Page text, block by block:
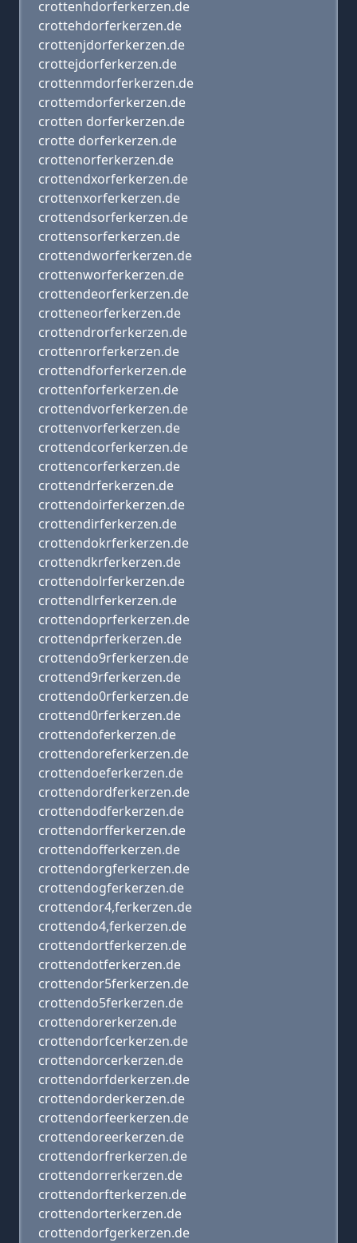
crottenhdorferkerzen.de
crottehdorferkerzen.de
crottenjdorferkerzen.de
crottejdorferkerzen.de
crottenmdorferkerzen.de
crottemdorferkerzen.de
crotten dorferkerzen.de
crotte dorferkerzen.de
crottenorferkerzen.de
crottendxorferkerzen.de
crottenxorferkerzen.de
crottendsorferkerzen.de
crottensorferkerzen.de
crottendworferkerzen.de
crottenworferkerzen.de
crottendeorferkerzen.de
crotteneorferkerzen.de
crottendrorferkerzen.de
crottenrorferkerzen.de
crottendforferkerzen.de
crottenforferkerzen.de
crottendvorferkerzen.de
crottenvorferkerzen.de
crottendcorferkerzen.de
crottencorferkerzen.de
crottendrferkerzen.de
crottendoirferkerzen.de
crottendirferkerzen.de
crottendokrferkerzen.de
crottendkrferkerzen.de
crottendolrferkerzen.de
crottendlrferkerzen.de
crottendoprferkerzen.de
crottendprferkerzen.de
crottendo9rferkerzen.de
crottend9rferkerzen.de
crottendo0rferkerzen.de
crottend0rferkerzen.de
crottendoferkerzen.de
crottendoreferkerzen.de
crottendoeferkerzen.de
crottendordferkerzen.de
crottendodferkerzen.de
crottendorfferkerzen.de
crottendofferkerzen.de
crottendorgferkerzen.de
crottendogferkerzen.de
crottendor4,ferkerzen.de
crottendo4,ferkerzen.de
crottendortferkerzen.de
crottendotferkerzen.de
crottendor5ferkerzen.de
crottendo5ferkerzen.de
crottendorerkerzen.de
crottendorfcerkerzen.de
crottendorcerkerzen.de
crottendorfderkerzen.de
crottendorderkerzen.de
crottendorfeerkerzen.de
crottendoreerkerzen.de
crottendorfrerkerzen.de
crottendorrerkerzen.de
crottendorfterkerzen.de
crottendorterkerzen.de
crottendorfgerkerzen.de